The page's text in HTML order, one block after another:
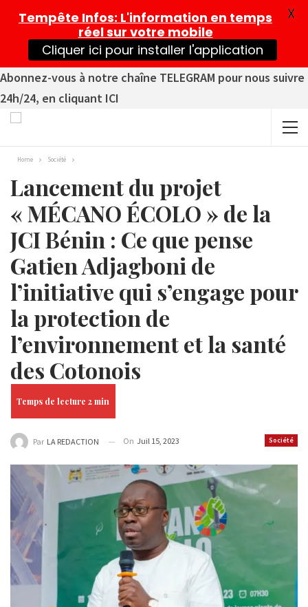
Abonnez-vous à notre chaîne TELEGRAM pour nous suivre
24h/24, en cliquant ICI
Home Société
Lancement du projet
« MÉCANO ÉCOLO » de la
JCI Bénin : Ce que pense
Gatien Adjagboni de
l’initiative qui s’engage pour
la protection de
l’environnement et la santé
des Cotonois
Société
Par LA REDACTION On Juil 15, 2023
Tempête Infos: L'information en temps
réel sur votre mobile
Cliquer ici pour installer l'application
X